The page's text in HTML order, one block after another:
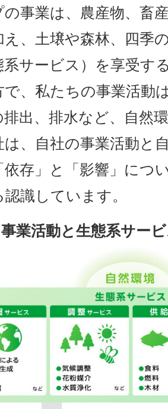
事業は、農産物、畜
え、土壌や森林、四季
サービス）を享受す
、私たちの事業活動
出、排水など、自然
、自社の事業活動と
存」と「影響」につ
識しています。
事業活動と生態系サー